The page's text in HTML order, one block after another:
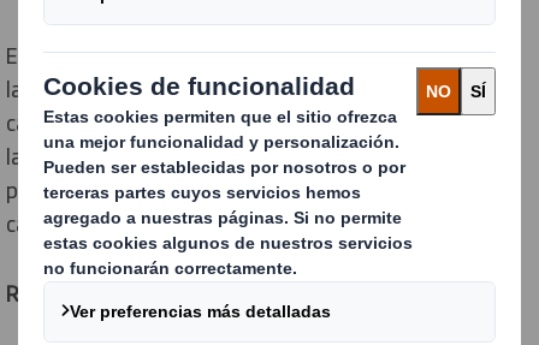
Estos son solo algunos ejemplos y, en todo momento,
la solución adecuada dependerá de las necesidades de
cada proyecto. A pesar de todo ello, a veces no se le da
la consideración que se le debe dar. ¿Vemos cómo el
packaging puede ayudarte a mejorar la gestión de tu
cadena de suministro?
Reducción de los costes